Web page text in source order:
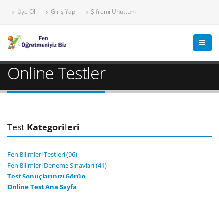
Üye Ol Giriş Yap Şifremi Unuttum
Online Testler
Test Kategorileri
Fen Bilimleri Testleri (96)
Fen Bilimleri Deneme Sınavları (41)
Test Sonuçlarınızı Görün
Online Test Ana Sayfa